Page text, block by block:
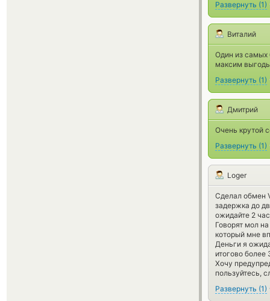
Развернуть (1)
Виталий
Один из самых
максим
Развернуть (1)
Дмитрий
Очень крутой
Развернуть (1)
Loger
Сделал обмен
задержка до
ожидайте 2
Говорят мол
который мне
Деньги я
итогово более
Хочу
пользуйтесь,
Развернуть (1)